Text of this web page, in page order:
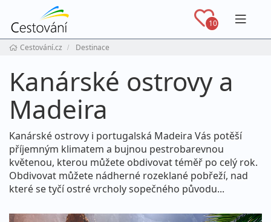
10
Cestování.cz Destinace
Kanárské ostrovy a
Madeira
Kanárské ostrovy i portugalská Madeira Vás potěší
příjemným klimatem a bujnou pestrobarevnou
květenou, kterou můžete obdivovat téměř po celý rok.
Obdivovat můžete nádherné rozeklané pobřeží, nad
které se tyčí ostré vrcholy sopečného původu...